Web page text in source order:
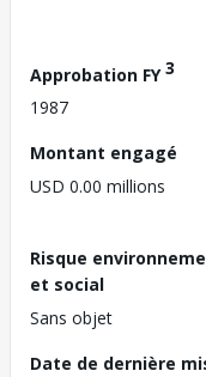
Approbation FY3
1987
Montant engagé
USD 0.00 millions
Risque
et social
Sans objet
Date de dernière